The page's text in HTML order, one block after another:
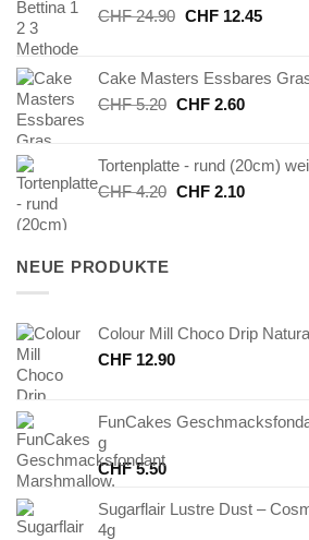
CHF24.90 Ursprünglicher
CHF 24.90
CHF12.45
CHF
Cake Masters Essbares
CHF5.20 Ursprünglicher
CHF 5.20
CHF2.60Aktueller
CHF
Tortenplatte - rund (20cm)
CHF4.20 Ursprünglicher
CHF2.10Aktueller
NEUE PRODUKTE
Colour Mill Choco Drip
CHF 12.90
FunCakes
g
CHF5.50
Sugarflair Lustre Dust –
4g